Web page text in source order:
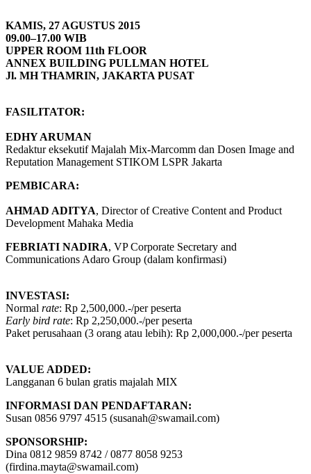
KAMIS, 27 AGUSTUS 2015
09.00–17.00 WIB
UPPER ROOM 11th FLOOR
ANNEX BUILDING PULLMAN HOTEL
Jl. MH THAMRIN, JAKARTA PUSAT
FASILITATOR:
EDHY ARUMAN
Redaktur eksekutif Majalah Mix-Marcomm dan Dosen Image and
Reputation Management STIKOM LSPR Jakarta
PEMBICARA:
AHMAD ADITYA, Director of Creative Content and Product
Development Mahaka Media
FEBRIATI NADIRA, VP Corporate Secretary and
Communications Adaro Group (dalam konfirmasi)
INVESTASI:
Normal rate: Rp 2,500,000.-/per peserta
Early bird rate: Rp 2,250,000.-/per peserta
Paket perusahaan (3 orang atau lebih): Rp 2,000,000.-/per peserta
VALUE ADDED:
Langganan 6 bulan gratis majalah MIX
INFORMASI DAN PENDAFTARAN:
Susan 0856 9797 4515 (susanah@swamail.com)
SPONSORSHIP:
Dina 0812 9859 8742 / 0877 8058 9253
(firdina.mayta@swamail.com)